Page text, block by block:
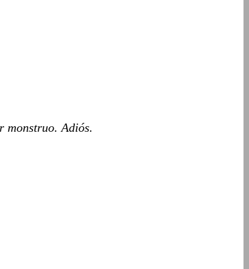
monstruo. Adiós.